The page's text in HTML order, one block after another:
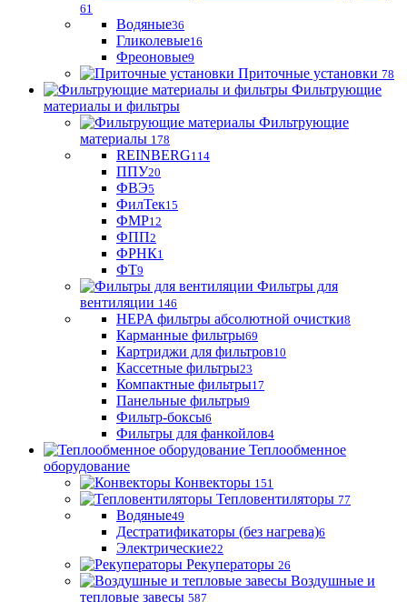
61
Водяные36
Гликолевые16
Фреоновые9
Приточные установки 78
Фильтрующие
материалы и фильтры
Фильтрующие
материaлы 178
REINBERG114
ППУ20
ФВЭ5
ФилТек15
ФМР12
ФПП2
ФРНК1
ФТ9
Фильтры для
вентиляции 146
HEPA фильтры абсолютной очистки8
Карманные фильтры69
Картриджи для фильтров10
Кассетные фильтры23
Компактные фильтры17
Панельные фильтры9
Фильтр-боксы6
Фильтры для фанкойлов4
Теплообменное
оборудование
Конвекторы 151
Тепловентиляторы 77
Водяные49
Дестратификаторы (без нагрева)6
Электрические22
Рекуператоры 26
Воздушные и
тепловые завесы 587